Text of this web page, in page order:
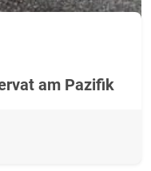
am Pazifik